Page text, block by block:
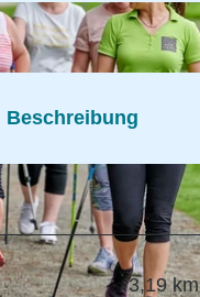
Beschreibung
3,19 km